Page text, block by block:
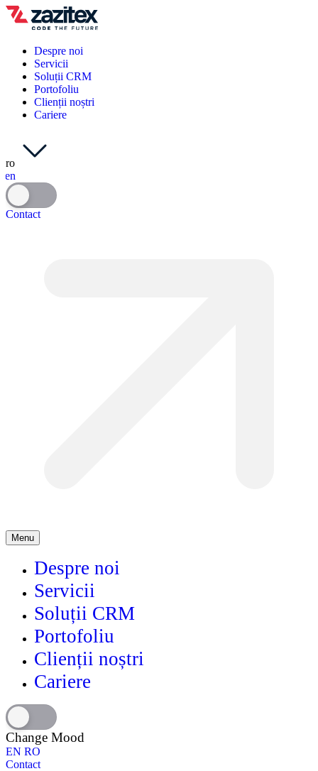
Despre noi
Servicii
Soluții CRM
Portofoliu
Clienții noștri
Cariere
ro
en
Contact
Menu
Despre noi
Servicii
Soluții CRM
Portofoliu
Clienții noștri
Cariere
Change Mood
EN RO
Contact